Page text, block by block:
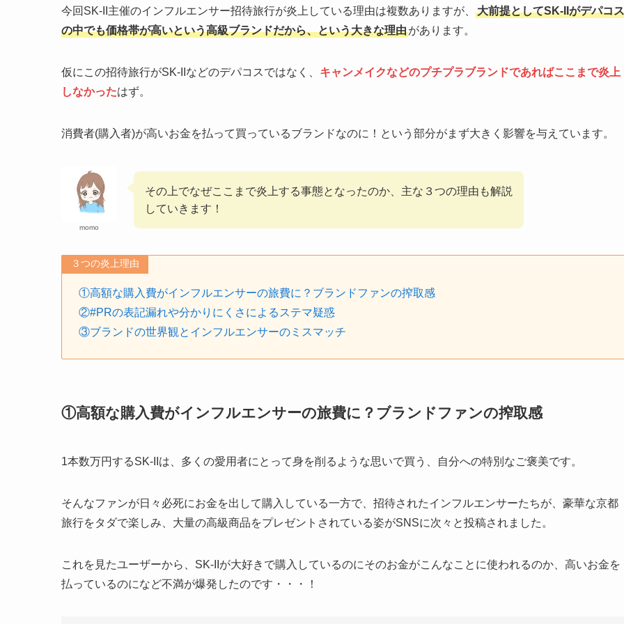
今回SK-II主催のインフルエンサー招待旅行が炎上している理由は複数ありますが、
大前提としてSK-IIがデパコス
の中でも価格帯が高いという高級ブランドだから、という大きな理由があります。
仮にこの招待旅行がSK-IIなどのデパコスではなく、 キャンメイクなどのプチプラブランドであればここまで炎上
しなかったはず。
消費者(購入者)が高いお金を払って買っているブランドなのに！という部分がまず大きく影響を与えています。
momo
その上でなぜここまで炎上する事態となったのか、主な３つの理由も解説
していきます！
３つの炎上理由
①高額な購入費がインフルエンサーの旅費に？ブランドファンの搾取感
②#PRの表記漏れや分かりにくさによるステマ疑惑
③ブランドの世界観とインフルエンサーのミスマッチ
①高額な購入費がインフルエンサーの旅費に？ブランドファンの搾取感
1本数万円するSK-IIは、多くの愛用者にとって身を削るような思いで買う、自分への特別なご褒美です。
そんなファンが日々必死にお金を出して購入している一方で、招待されたインフルエンサーたちが、豪華な京都
旅行をタダで楽しみ、大量の高級商品をプレゼントされている姿がSNSに次々と投稿されました。
これを見たユーザーから、SK-IIが大好きで購入しているのにそのお金がこんなことに使われるのか、高いお金を
払っているのになど不満が爆発したのです・・・！